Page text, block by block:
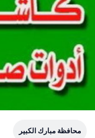
محافظة مبارك الكبير